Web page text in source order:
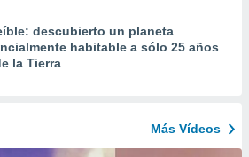
descubierto un planeta
habitable a sólo 25 años
la Tierra
Más Vídeos